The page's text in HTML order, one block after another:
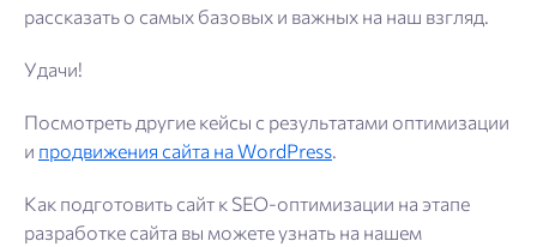
рассказать о самых базовых и важных на наш взгляд.
Удачи!
Посмотреть другие кейсы с результатами оптимизации
и продвижения сайта на WordPress
Как подготовить сайт к SEO-оптимизации на этапе
разработке сайта вы можете узнать на нашем